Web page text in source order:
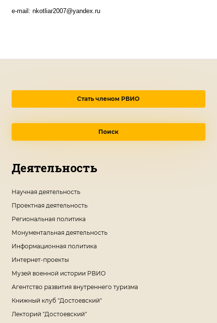
е-mail: nkotliar2007@уаndex.ru
Стать членом РВИО
Поиск
Деятельность
Научная деятельность
Проектная деятельность
Региональная политика
Монументальная деятельность
Информационная политика
Интернет-проекты
Музей военной истории РВИО
Агентство развития внутреннего туризма
Книжный клуб "Достоевский"
Лекторий "Достоевский"